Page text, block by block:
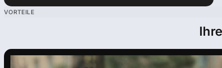
VORTEILE